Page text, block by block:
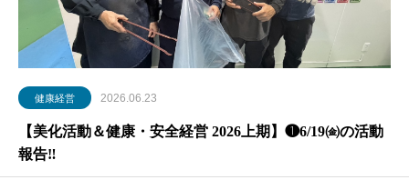
健康経営 2026.06.23
【美化活動＆健康・安全経営 2026上期】❶6/19㈮の活動
報告‼